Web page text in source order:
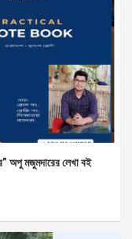
অপু মজুমদারের লেখা বই